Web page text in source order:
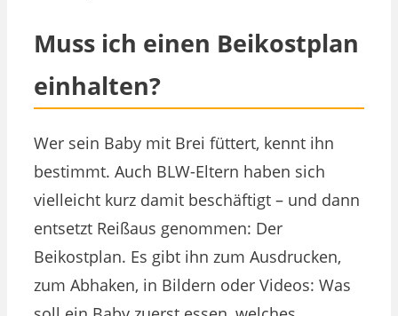
Muss ich einen Beikostplan
einhalten?
Wer sein Baby mit Brei füttert, kennt ihn
bestimmt. Auch BLW-Eltern haben sich
vielleicht kurz damit beschäftigt – und dann
entsetzt Reißaus genommen: Der
Beikostplan. Es gibt ihn zum Ausdrucken,
zum Abhaken, in Bildern oder Videos: Was